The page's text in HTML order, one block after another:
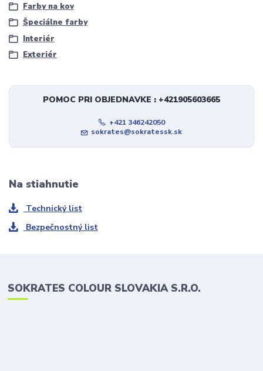
Farby na kov
Špeciálne farby
Interiér
Exteriér
POMOC PRI OBJEDNAVKE : +421905603665
+421 346242050
sokrates@sokratessk.sk
Na stiahnutie
Technický list
Bezpečnostný list
SOKRATES COLOUR SLOVAKIA S.R.O.